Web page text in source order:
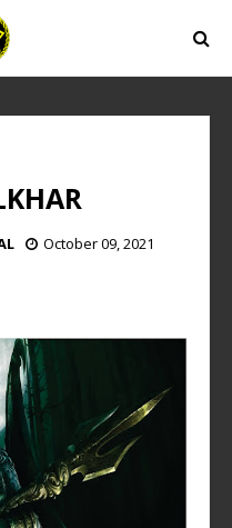
October 09, 2021